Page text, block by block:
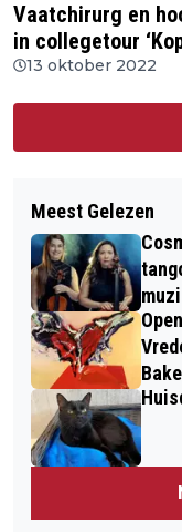
Vaatchirurg en
in collegetour
13 oktober 2022
Meest Gelezen